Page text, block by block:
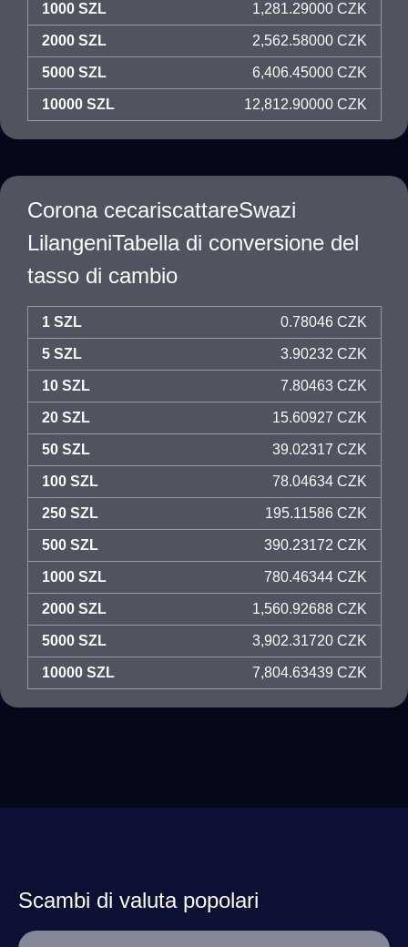
1000 SZL 1,281.29000 CZK
2000 SZL 2,562.58000 CZK
5000 SZL 6,406.45000 CZK
10000 SZL 12,812.90000 CZK
Corona cecariscattareSwazi
LilangeniTabella di conversione del
tasso di cambio
1 SZL 0.78046 CZK
5 SZL 3.90232 CZK
10 SZL 7.80463 CZK
20 SZL 15.60927 CZK
50 SZL 39.02317 CZK
100 SZL 78.04634 CZK
250 SZL 195.11586 CZK
500 SZL 390.23172 CZK
1000 SZL 780.46344 CZK
2000 SZL 1,560.92688 CZK
5000 SZL 3,902.31720 CZK
10000 SZL 7,804.63439 CZK
Scambi di valuta popolari